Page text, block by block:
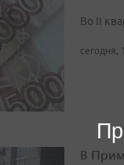
Во II
сегодня,
В